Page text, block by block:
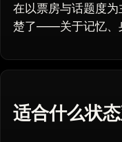
在以票房与话题度
楚了——关于记忆、
适合什么状